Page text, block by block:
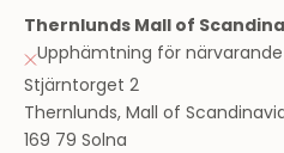
Thernlunds Mall of
Upphämtning för
Stjärntorget 2
Thernlunds, Mall of
169 79 Solna